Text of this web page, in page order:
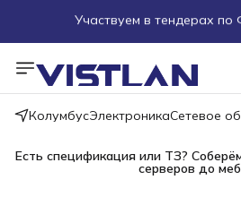
Поможем подобрать
Пуско-наладочные
Пришлите запрос на e-
Более 100 000 позиций в
КолумбусЭлектроникаСетевое
Есть спецификация или ТЗ?
серверов до